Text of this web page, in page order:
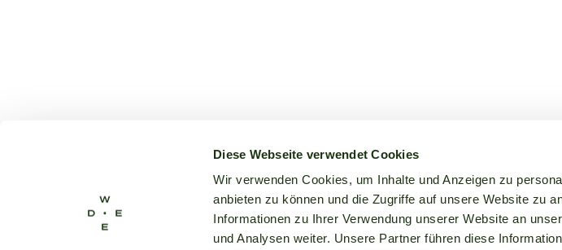
Diese Webseite verwendet Cookies
Wir verwenden Cookies, um Inhalte und Anzeigen zu
anbieten zu können und die Zugriffe auf unsere Website zu
Informationen zu Ihrer Verwendung unserer Website an
und Analysen weiter. Unsere Partner führen diese